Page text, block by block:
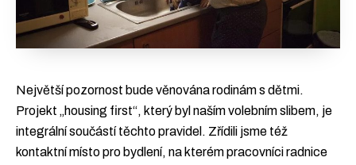
[ENG][ESP][GER][FR]
Chceš newsletter?
Největší pozornost bude věnována rodinám s dětmi.
Projekt „housing first“, který byl naším volebním slibem, je
integrální součástí těchto pravidel. Zřídili jsme též
kontaktní místo pro bydlení, na kterém pracovníci radnice